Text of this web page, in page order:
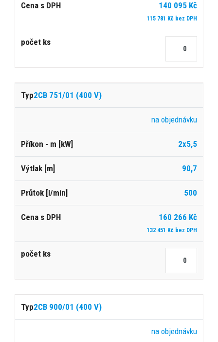
140 095 Kč
115 781 Kč bez DPH
2CB 751/01 (400 V)
na objednávku
2x5,5
90,7
500
160 266 Kč
132 451 Kč bez DPH
2CB 900/01 (400 V)
na objednávku